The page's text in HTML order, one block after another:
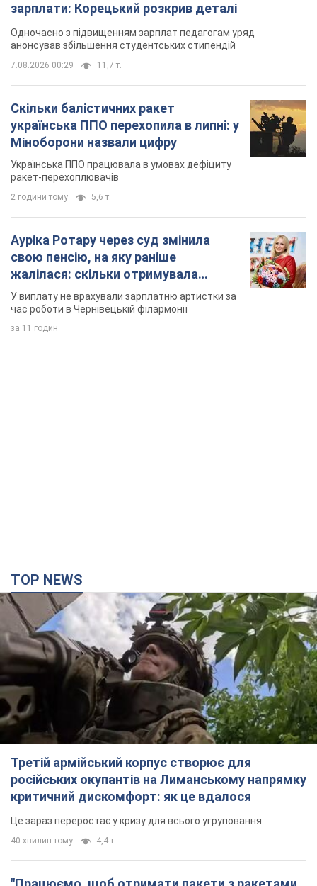
зарплати: Корецький розкрив деталі
Одночасно з підвищенням зарплат педагогам уряд
анонсував збільшення студентських стипендій
7.08.2026 00:29 11,7 т.
Скільки балістичних ракет
українська ППО перехопила в липні: у
Міноборони назвали цифру
Українська ППО працювала в умовах дефіциту
ракет-перехоплювачів
2 години тому 5,6 т.
Ауріка Ротару через суд змінила
свою пенсію, на яку раніше
жалілася: скільки отримувала
співачка
У виплату не врахували зарплатню артистки за
час роботи в Чернівецькій філармонії
за 11 годин
TOP NEWS
Третій армійський корпус створює для
російських окупантів на Лиманському напрямку
критичний дискомфорт: як це вдалося
Це зараз переростає у кризу для всього угруповання
40 хвилин тому 4,4 т.